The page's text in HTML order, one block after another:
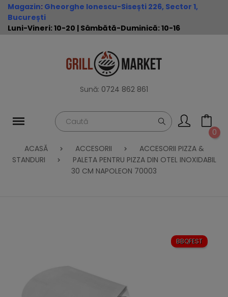
Magazin: Gheorghe Ionescu-Sisești 226, Sector 1,
București
Luni-Vineri: 10-20 | Sâmbătă-Duminică: 10-16
Sună: 0724 862 861
0
ACASĂ
ACCESORII
ACCESORII PIZZA &
STANDURI
PALETA PENTRU PIZZA DIN OTEL INOXIDABIL
30 CM NAPOLEON 70003
BBQFEST